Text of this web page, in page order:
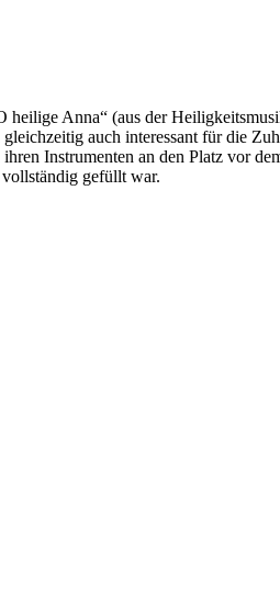
Anna“ (aus der
auch interessant für die
Instrumenten an den Platz vor
gefüllt war.